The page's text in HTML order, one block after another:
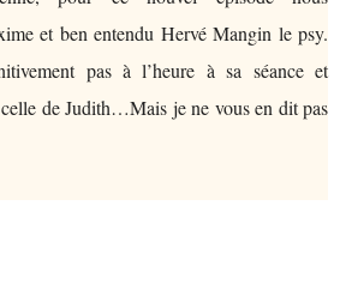
et ben entendu Hervé Mangin le psy.
pas à l’heure à sa séance et
de Judith…Mais je ne vous en dit pas